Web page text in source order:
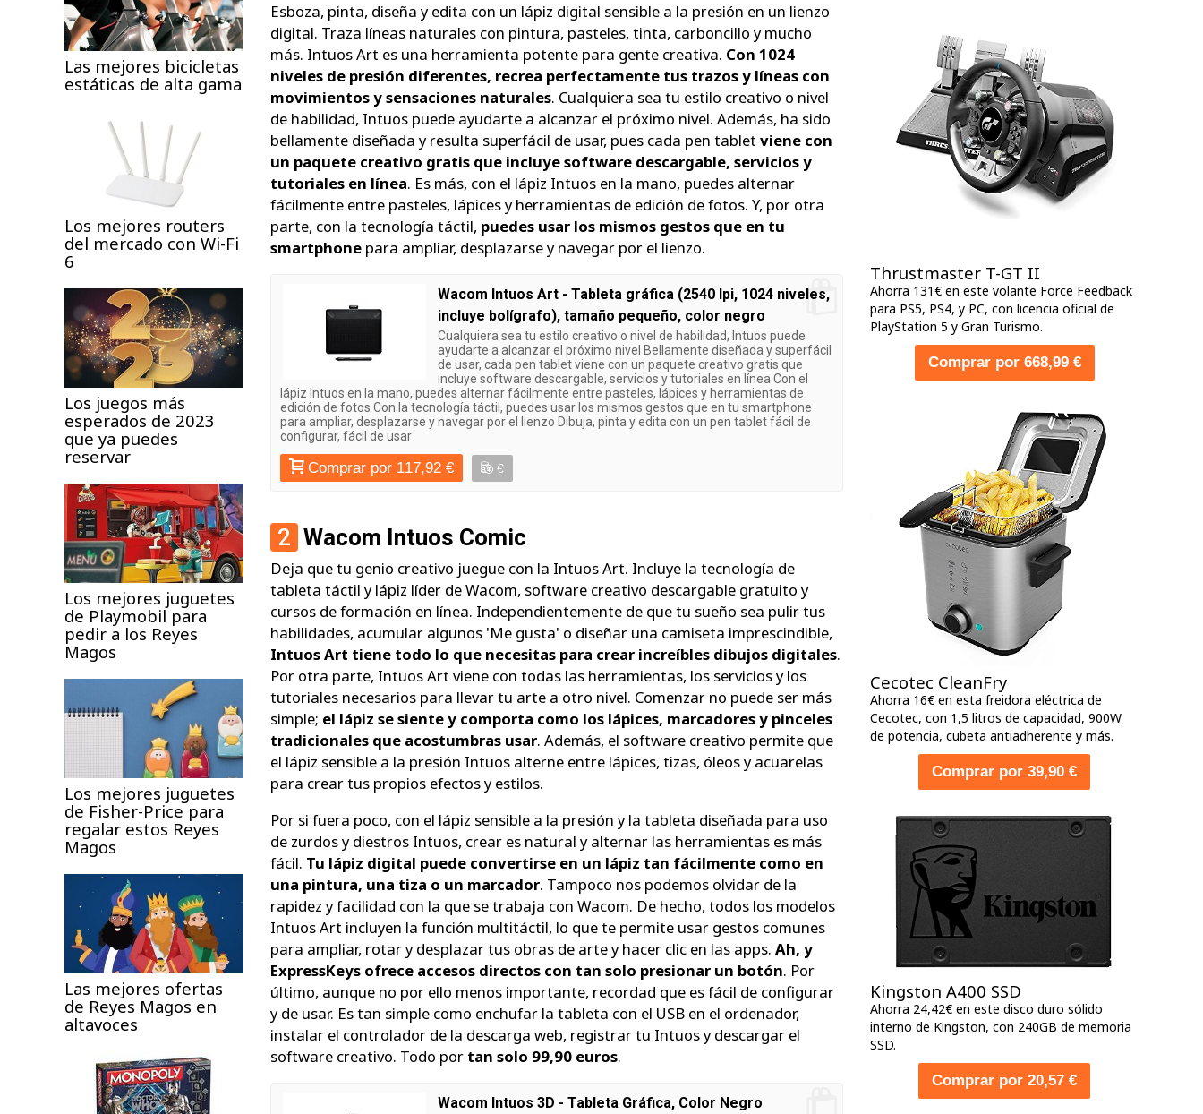
Las mejores bicicletas
estáticas de alta gama
Los mejores routers
del mercado con Wi-Fi
6
Los juegos más
esperados de 2023
que ya puedes
reservar
Los mejores juguetes
de Playmobil para
pedir a los Reyes
Magos
Los mejores juguetes
de Fisher-Price para
regalar estos Reyes
Magos
Las mejores ofertas
de Reyes Magos en
altavoces
Esboza, pinta, diseña y edita con un lápiz digital sensible a la presión en un lienzo
digital. Traza líneas naturales con pintura, pasteles, tinta, carboncillo y mucho
más. Intuos Art es una herramienta potente para gente creativa. Con 1024
niveles de presión diferentes, recrea perfectamente tus trazos y líneas con
movimientos y sensaciones naturales. Cualquiera sea tu estilo creativo o nivel
de habilidad, Intuos puede ayudarte a alcanzar el próximo nivel. Además, ha sido
bellamente diseñada y resulta superfácil de usar, pues cada pen tablet viene con
un paquete creativo gratis que incluye software descargable, servicios y
tutoriales en línea. Es más, con el lápiz Intuos en la mano, puedes alternar
fácilmente entre pasteles, lápices y herramientas de edición de fotos. Y, por otra
parte, con la tecnología táctil, puedes usar los mismos gestos que en tu
smartphone para ampliar, desplazarse y navegar por el lienzo.
Wacom Intuos Art - Tableta gráfica (2540 lpi, 1024 niveles,
incluye bolígrafo), tamaño pequeño, color negro
Cualquiera sea tu estilo creativo o nivel de habilidad, Intuos puede
ayudarte a alcanzar el próximo nivel Bellamente diseñada y superfácil
de usar, cada pen tablet viene con un paquete creativo gratis que
incluye software descargable, servicios y tutoriales en línea Con el
lápiz Intuos en la mano, puedes alternar fácilmente entre pasteles, lápices y herramientas de
edición de fotos Con la tecnología táctil, puedes usar los mismos gestos que en tu smartphone
para ampliar, desplazarse y navegar por el lienzo Dibuja, pinta y edita con un pen tablet fácil de
configurar, fácil de usar
Comprar por 117,92 € €
2 Wacom Intuos Comic
Deja que tu genio creativo juegue con la Intuos Art. Incluye la tecnología de
tableta táctil y lápiz líder de Wacom, software creativo descargable gratuito y
cursos de formación en línea. Independientemente de que tu sueño sea pulir tus
habilidades, acumular algunos 'Me gusta' o diseñar una camiseta imprescindible,
Intuos Art tiene todo lo que necesitas para crear increíbles dibujos digitales.
Por otra parte, Intuos Art viene con todas las herramientas, los servicios y los
tutoriales necesarios para llevar tu arte a otro nivel. Comenzar no puede ser más
simple; el lápiz se siente y comporta como los lápices, marcadores y pinceles
tradicionales que acostumbras usar. Además, el software creativo permite que
el lápiz sensible a la presión Intuos alterne entre lápices, tizas, óleos y acuarelas
para crear tus propios efectos y estilos.
Por si fuera poco, con el lápiz sensible a la presión y la tableta diseñada para uso
de zurdos y diestros Intuos, crear es natural y alternar las herramientas es más
fácil. Tu lápiz digital puede convertirse en un lápiz tan fácilmente como en
una pintura, una tiza o un marcador. Tampoco nos podemos olvidar de la
rapidez y facilidad con la que se trabaja con Wacom. De hecho, todos los modelos
Intuos Art incluyen la función multitáctil, lo que te permite usar gestos comunes
para ampliar, rotar y desplazar tus obras de arte y hacer clic en las apps. Ah, y
ExpressKeys ofrece accesos directos con tan solo presionar un botón. Por
último, aunque no por ello menos importante, recordad que es fácil de configurar
y de usar. Es tan simple como enchufar la tableta con el USB en el ordenador,
instalar el controlador de la descarga web, registrar tu Intuos y descargar el
software creativo. Todo por tan solo 99,90 euros.
Wacom Intuos 3D - Tableta Gráfica, Color Negro
Thrustmaster T-GT II
Ahorra 131€ en este volante Force Feedback
para PS5, PS4, y PC, con licencia oficial de
PlayStation 5 y Gran Turismo.
Comprar por 668,99 €
Cecotec CleanFry
Ahorra 16€ en esta freidora eléctrica de
Cecotec, con 1,5 litros de capacidad, 900W
de potencia, cubeta antiadherente y más.
Comprar por 39,90 €
Kingston A400 SSD
Ahorra 24,42€ en este disco duro sólido
interno de Kingston, con 240GB de memoria
SSD.
Comprar por 20,57 €